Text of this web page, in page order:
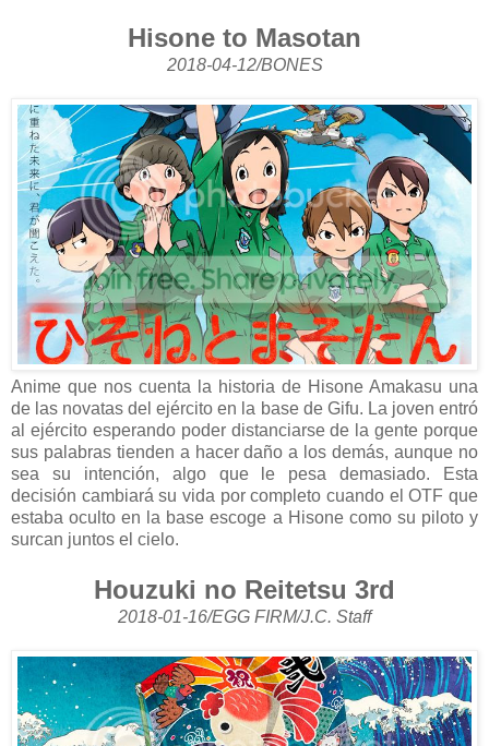
Hisone to Masotan
2018-04-12/BONES
Anime que nos cuenta la historia de Hisone Amakasu una
de las novatas del ejército en la base de Gifu. La joven entró
al ejército esperando poder distanciarse de la gente porque
sus palabras tienden a hacer daño a los demás, aunque no
sea su intención, algo que le pesa demasiado. Esta
decisión cambiará su vida por completo cuando el OTF que
estaba oculto en la base escoge a Hisone como su piloto y
surcan juntos el cielo.
Houzuki no Reitetsu 3rd
2018-01-16/EGG FIRM/J.C. Staff